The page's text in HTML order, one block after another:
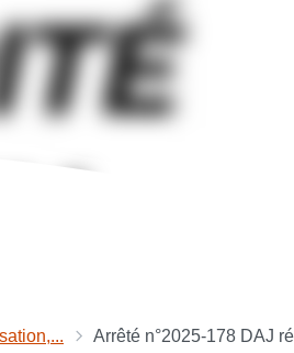
Arrêté n°2025-178 DAJ